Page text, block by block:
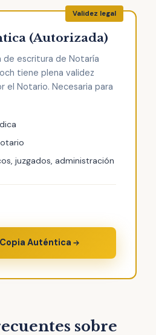
(Autorizada)
de escritura de Notaría
tiene plena validez
el Notario. Necesaria para
juzgados, administración
Auténtica
sobre